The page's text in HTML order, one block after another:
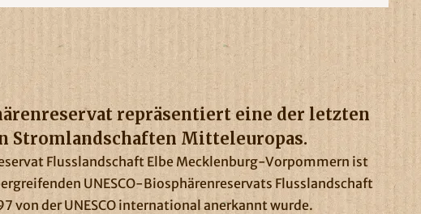
repräsentiert eine der letzten
Stromlandschaften Mitteleuropas.
Flusslandschaft Elbe Mecklenburg-Vorpommern ist
UNESCO-Biosphärenreservats Flusslandschaft
von der UNESCO international anerkannt wurde.